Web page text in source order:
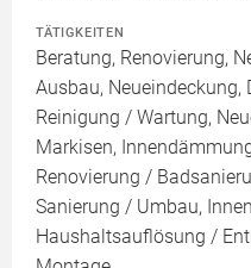
TÄTIGKEITEN
Beratung, Renovierung,
Ausbau,
Reinigung / Wartung,
Markisen,
Renovierung /
Sanierung / Umbau,
Haushaltsauflösung /